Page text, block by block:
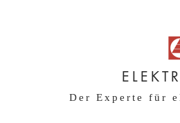
Der Experte für